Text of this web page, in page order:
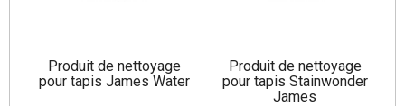
Produit de nettoyage
pour tapis James Water
Produit de nettoyage
pour tapis Stainwonder
James